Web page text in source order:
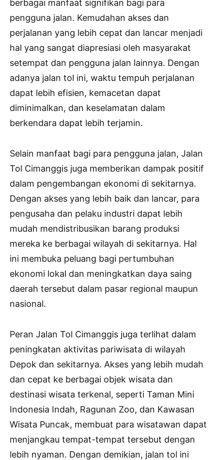
berbagai manfaat signifikan bagi para
pengguna jalan. Kemudahan akses dan
perjalanan yang lebih cepat dan lancar menjadi
hal yang sangat diapresiasi oleh masyarakat
setempat dan pengguna jalan lainnya. Dengan
adanya jalan tol ini, waktu tempuh perjalanan
dapat lebih efisien, kemacetan dapat
diminimalkan, dan keselamatan dalam
berkendara dapat lebih terjamin.
Selain manfaat bagi para pengguna jalan, Jalan
Tol Cimanggis juga memberikan dampak positif
dalam pengembangan ekonomi di sekitarnya.
Dengan akses yang lebih baik dan lancar, para
pengusaha dan pelaku industri dapat lebih
mudah mendistribusikan barang produksi
mereka ke berbagai wilayah di sekitarnya. Hal
ini membuka peluang bagi pertumbuhan
ekonomi lokal dan meningkatkan daya saing
daerah tersebut dalam pasar regional maupun
nasional.
Peran Jalan Tol Cimanggis juga terlihat dalam
peningkatan aktivitas pariwisata di wilayah
Depok dan sekitarnya. Akses yang lebih mudah
dan cepat ke berbagai objek wisata dan
destinasi wisata terkenal, seperti Taman Mini
Indonesia Indah, Ragunan Zoo, dan Kawasan
Wisata Puncak, membuat para wisatawan dapat
menjangkau tempat-tempat tersebut dengan
lebih nyaman. Dengan demikian, jalan tol ini